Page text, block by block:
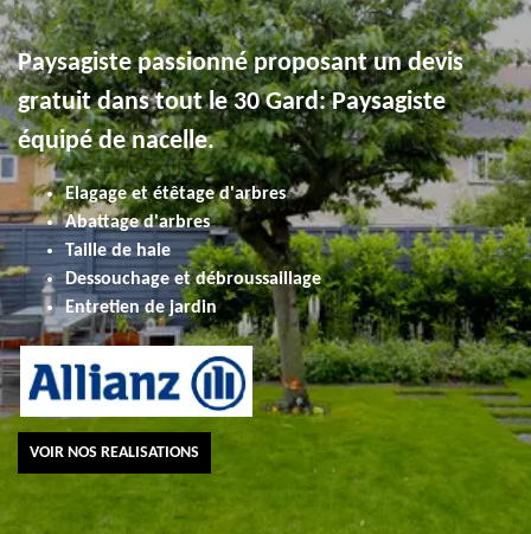
Paysagiste passionné proposant un devis
gratuit dans tout le 30 Gard: Paysagiste
équipé de nacelle.
Elagage et étêtage d'arbres
Abattage d'arbres
Taille de haie
Dessouchage et débroussaillage
Entretien de jardin
VOIR NOS REALISATIONS